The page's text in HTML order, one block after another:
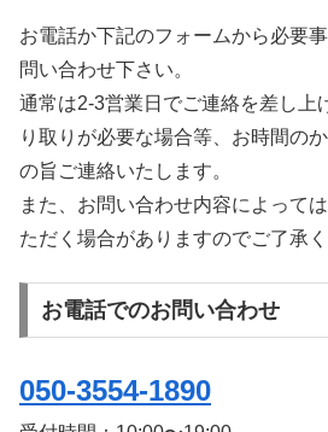
お電話か下記のフォームから必要
問い合わせ下さい。
通常は2-3営業日でご連絡を差し上
り取りが必要な場合等、お時間の
の旨ご連絡いたします。
また、お問い合わせ内容によって
ただく場合がありますのでご了承く
お電話でのお問い合わせ
050-3554-1890